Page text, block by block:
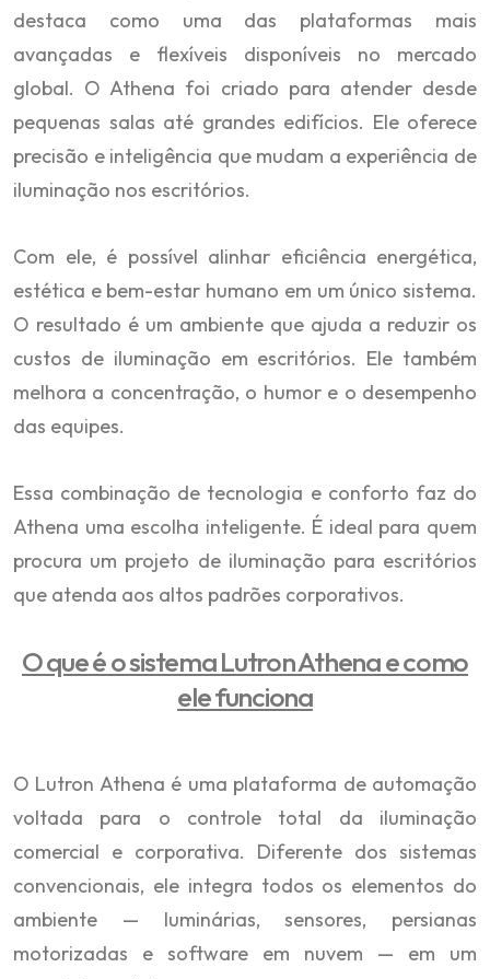
destaca como uma das plataformas mais
avançadas e flexíveis disponíveis no mercado
global. O Athena foi criado para atender desde
pequenas salas até grandes edifícios. Ele oferece
precisão e inteligência que mudam a experiência de
iluminação nos escritórios.
Com ele, é possível alinhar eficiência energética,
estética e bem-estar humano em um único sistema.
O resultado é um ambiente que ajuda a reduzir os
custos de iluminação em escritórios. Ele também
melhora a concentração, o humor e o desempenho
das equipes.
Essa combinação de tecnologia e conforto faz do
Athena uma escolha inteligente. É ideal para quem
procura um projeto de iluminação para escritórios
que atenda aos altos padrões corporativos.
O que é o sistema Lutron Athena e como
ele funciona
O Lutron Athena é uma plataforma de automação
voltada para o controle total da iluminação
comercial e corporativa. Diferente dos sistemas
convencionais, ele integra todos os elementos do
ambiente — luminárias, sensores, persianas
motorizadas e software em nuvem — em um